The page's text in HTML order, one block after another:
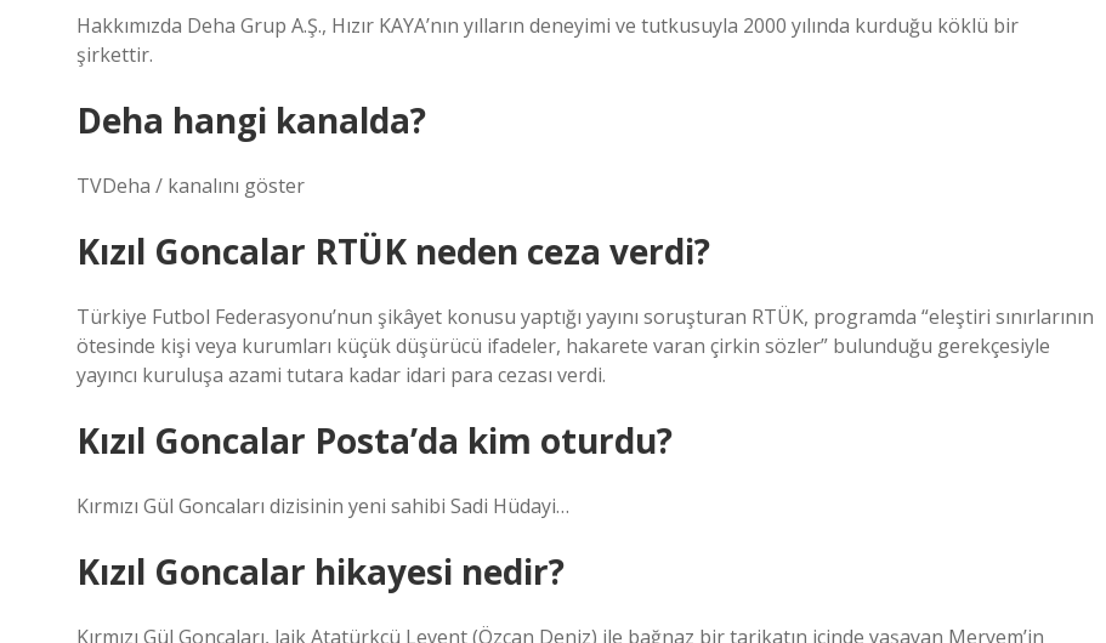
Hakkımızda Deha Grup A.Ş., Hızır KAYA’nın yılların deneyimi ve tutkusuyla 2000 yılında kurduğu köklü bir
şirkettir.
Deha hangi kanalda?
TVDeha / kanalını göster
Kızıl Goncalar RTÜK neden ceza verdi?
Türkiye Futbol Federasyonu’nun şikâyet konusu yaptığı yayını soruşturan RTÜK, programda “eleştiri sınırlarının
ötesinde kişi veya kurumları küçük düşürücü ifadeler, hakarete varan çirkin sözler” bulunduğu gerekçesiyle
yayıncı kuruluşa azami tutara kadar idari para cezası verdi.
Kızıl Goncalar Posta’da kim oturdu?
Kırmızı Gül Goncaları dizisinin yeni sahibi Sadi Hüdayi…
Kızıl Goncalar hikayesi nedir?
Kırmızı Gül Goncaları, laik Atatürkçü Levent (Özcan Deniz) ile bağnaz bir tarikatın içinde yaşayan Meryem’in